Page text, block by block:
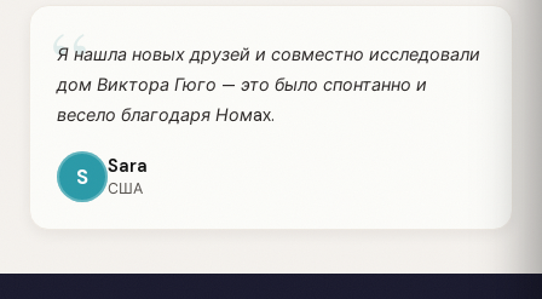
“
Я нашла новых друзей и совместно исследовали
дом Виктора Гюго — это было спонтанно и
весело благодаря Номax.
S Sara
США